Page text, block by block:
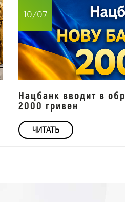
10/07
Нацбанк вводит в
2000 гривен
ЧИТАТЬ